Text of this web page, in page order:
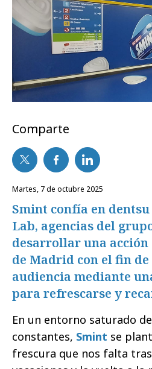
Comparte
martes, 7 de octubre 2025
Smint confía en
Lab, agencias del
desarrollar una acción
de Madrid con el fin
audiencia mediante
para refrescarse y
En un entorno saturado
constantes, Smint se
frescura que nos falta